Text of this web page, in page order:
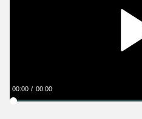
00:00 00:00